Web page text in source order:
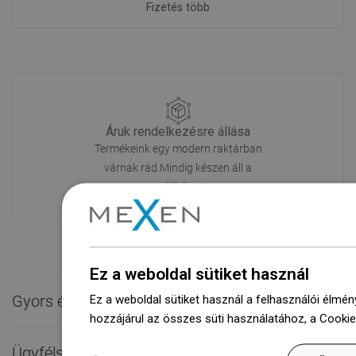
Fizetés több
Áruk rendelkezésre állása
Termékeink egy modern raktárban
várnak rád.Mindig készen áll a
szállításra!
Gyors érintkezés 
Ez a weboldal sütiket használ
Ez a weboldal sütiket használ a felhasználói
hozzájárul az összes süti használatához, a